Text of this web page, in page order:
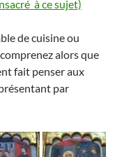
à ce sujet)
de cuisine ou
alors que
fait penser aux
par